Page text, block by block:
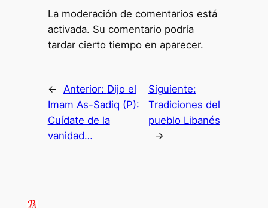
La moderación de comentarios está
activada. Su comentario podría
tardar cierto tiempo en aparecer.
← Anterior: Dijo el
Imam As-Sadiq (P):
Cuídate de la
vanidad…
Siguiente:
Tradiciones del
pueblo Libanés
→